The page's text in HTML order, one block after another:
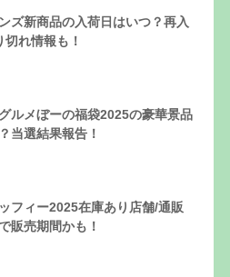
ズ新商品の入荷日はいつ？再入
れ情報も！
ルメぼーの福袋2025の豪華景品
当選結果報告！
フィー2025在庫あり店舗/通販
販売期間かも！